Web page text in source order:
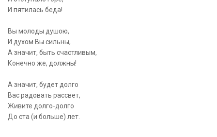
И пятилась беда!
Вы молоды душою,
И духом Вы сильны,
А значит, быть счастливым,
Конечно же, должны!
А значит, будет долго
Вас радовать рассвет,
Живите долго-долго
До ста (и больше) лет.